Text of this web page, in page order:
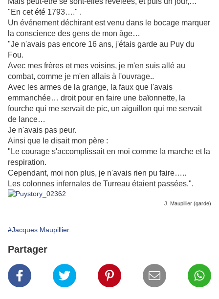
"En cet été 1793…." .
Un événement déchirant est venu dans le bocage marquer
la conscience des gens de mon âge…
"Je n'avais pas encore 16 ans, j'étais garde au Puy du
Fou.
Avec mes frères et mes voisins, je m'en suis allé au
combat, comme je m'en allais à l'ouvrage..
Avec les armes de la grange, la faux que l'avais
emmanchée… droit pour en faire une baïonnette, la
fourche qui me servait de pic, un aiguillon qui me servait
de lance…
Je n'avais pas peur.
Ainsi que le disait mon père :
"Le courage s'accomplissait en moi comme la marche et la
respiration.
Cependant, moi non plus, je n'avais rien pu faire…..
Les colonnes infernales de Turreau étaient passées.".
J. Maupillier (garde)
#Jacques Maupillier.
Partager